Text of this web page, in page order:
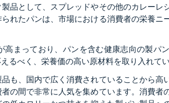
品として、スプレッドやその他のカレーレ
れたパンは、市場における消費者の栄養ニ
まっており、パンを含む健康志向の製パ
るべく、栄養価の高い原材料を取り入れてい
も、国内で広く消費されていることから高
の間で非常に人気を集めています。消費者